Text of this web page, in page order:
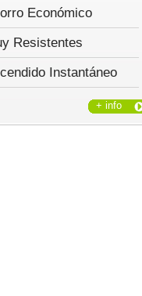
Económico
Resistentes
Instantáneo
+ info